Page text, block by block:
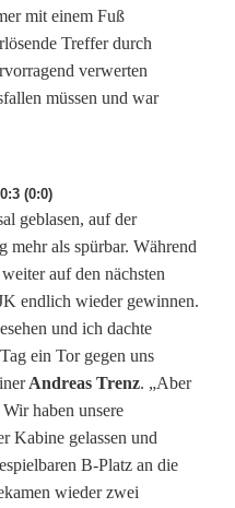
mit einem Fuß
Treffer durch
verwerten
müssen und war
(0:0)
geblasen, auf der
mehr als spürbar. Während
auf den nächsten
endlich wieder gewinnen.
und ich dachte
ein Tor gegen uns
Andreas Trenz. „Aber
haben unsere
Kabine gelassen und
B‑Platz an die
wieder zwei